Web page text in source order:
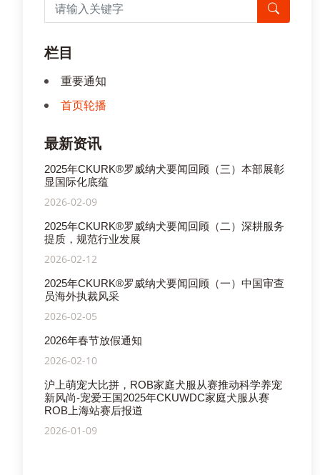
栏目
重要通知
首页轮播
最新资讯
2025年CKURK®罗威纳犬要闻回顾（三）本部展彰
显国际化底蕴
2026-02-09
2025年CKURK®罗威纳犬要闻回顾（二）深耕服务
提质，规范行业发展
2026-02-12
2025年CKURK®罗威纳犬要闻回顾（一）中国审查
员海外执裁风采
2026-02-05
2026年春节放假通知
2026-02-10
沪上萌宠大比拼，ROB家庭犬服从赛推动科学养宠
新风尚-宠爱王国2025年CKUWDC家庭犬服从赛
ROB上海站赛后报道
2026-01-09